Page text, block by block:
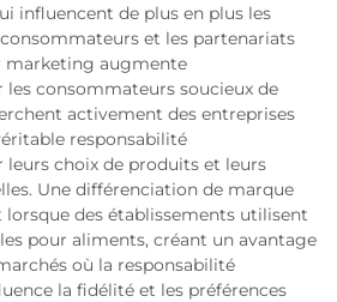
influencent de plus en plus les
et les partenariats
marketing augmente
les consommateurs soucieux de
activement des entreprises
responsabilité
choix de produits et leurs
Une différenciation de marque
des établissements utilisent
pour aliments, créant un avantage
où la responsabilité
la fidélité et les préférences